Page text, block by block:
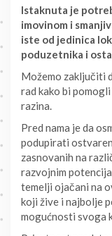
Istaknuta je
imovinom i
iste od jedinica
poduzetnika i
Možemo zaključiti
rad kako bi
razina.
Pred nama je da
podupirati
zasnovanih na
razvojnim
temelji ojačani na
koji žive i najbolje
mogućnosti svoga